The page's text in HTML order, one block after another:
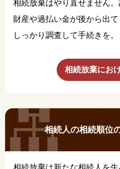
相続放棄はやり直せません。
財産や過払い金が後から出
しっかり調査して手続きを。
相続放棄にお
相続人の相続順位